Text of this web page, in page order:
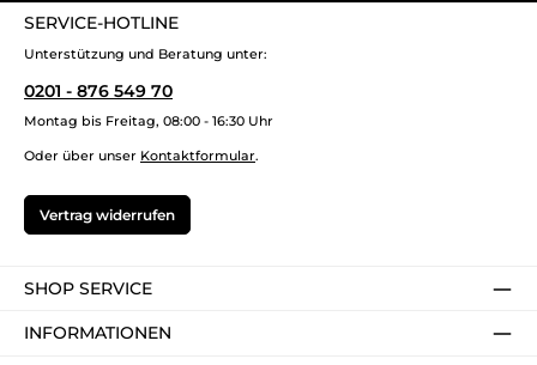
SERVICE-HOTLINE
Unterstützung und Beratung unter:
0201 - 876 549 70
Montag bis Freitag, 08:00 - 16:30 Uhr
Oder über unser Kontaktformular.
Vertrag widerrufen
SHOP SERVICE
INFORMATIONEN